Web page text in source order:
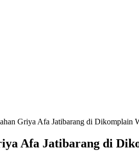
Griya Afa Jatibarang di Dikomplain
Afa Jatibarang di